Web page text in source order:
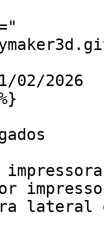
02/2026
lateral